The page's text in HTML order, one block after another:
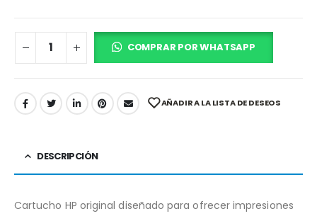
COMPRAR POR WHATSAPP
AÑADIR A LA LISTA DE DESEOS
DESCRIPCIÓN
Cartucho HP original diseñado para ofrecer impresiones